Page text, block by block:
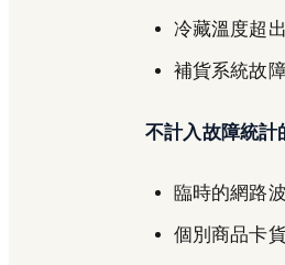
冷藏溫度超
補貨系統故
不計入故障統計
臨時的網路
個別商品卡